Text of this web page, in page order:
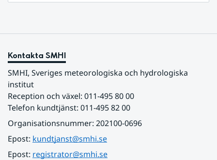
Kontakta SMHI
SMHI, Sveriges meteorologiska och hydrologiska
institut
Reception och växel: 011-495 80 00
Telefon kundtjänst: 011-495 82 00
Organisationsnummer: 202100-0696
Epost: kundtjanst@smhi.se
Epost: registrator@smhi.se